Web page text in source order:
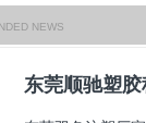
NEWS
东莞顺驰塑